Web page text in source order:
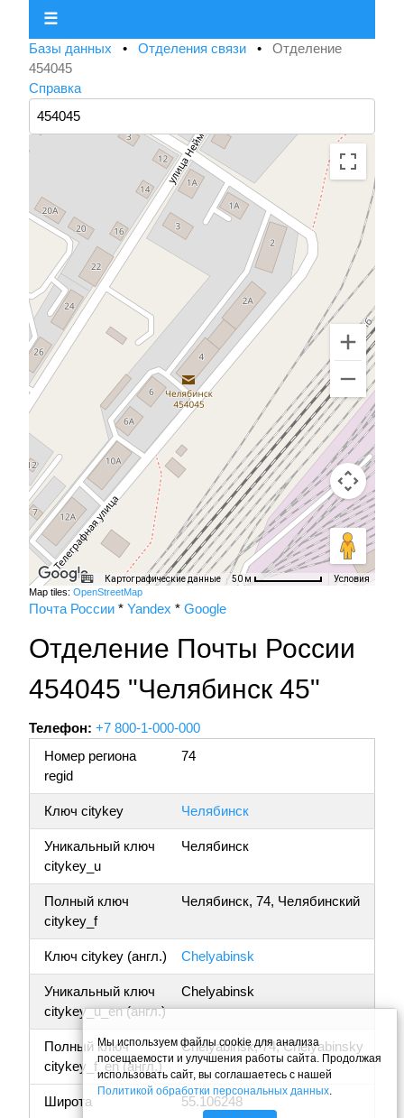
☰
Базы данных • Отделения связи • Отделение
454045
Справка
Картографические данные 50 м Условия
Map tiles: OpenStreetMap
Почта России * Yandex * Google
Отделение Почты России
454045 "Челябинск 45"
Телефон: +7 800-1-000-000
Номер региона
regid
74
Ключ citykey Челябинск
Уникальный ключ
citykey_u
Челябинск
Полный ключ
citykey_f
Челябинск, 74, Челябинский
Ключ citykey (англ.) Chelyabinsk
Уникальный ключ
citykey_u_en (англ.)
Chelyabinsk
Полный ключ
citykey_f_en (англ.)
Chelyabinsk, 74, Chelyabinsky
Широта 55.106248
Мы используем файлы cookie для анализа
посещаемости и улучшения работы сайта. Продолжая
использовать сайт, вы соглашаетесь с нашей
Политикой обработки персональных данных.